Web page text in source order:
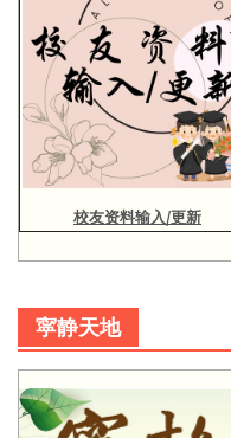
校友资料输入/更新
寜静天地